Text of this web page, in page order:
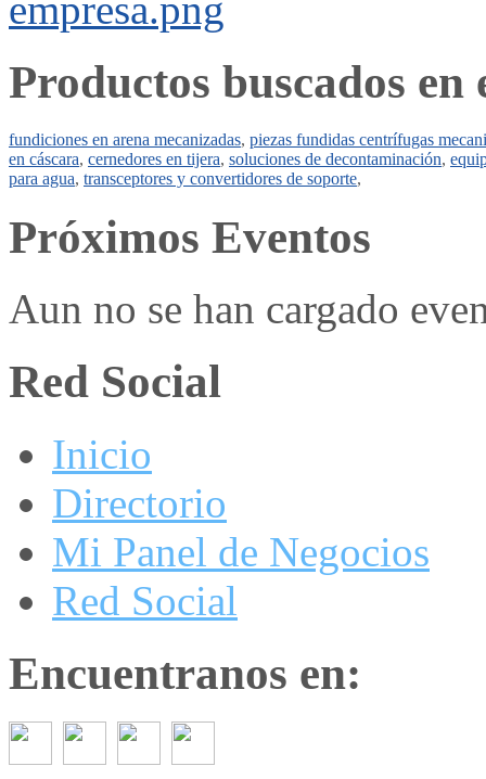
Productos buscados en
fundiciones en arena mecanizadas, piezas fundidas centrífugas
en cáscara, cernedores en tijera, soluciones de decontaminación,
para agua, transceptores y convertidores de soporte,
Próximos Eventos
Aun no se han cargado
Red Social
Inicio
Directorio
Mi Panel de Negocios
Red Social
Encuentranos en: